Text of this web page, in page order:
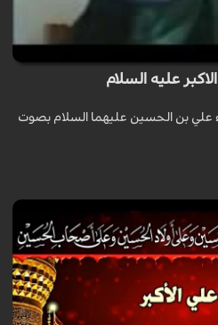
عليه السلام
علي بن الحسين عليهما السلام بصوت